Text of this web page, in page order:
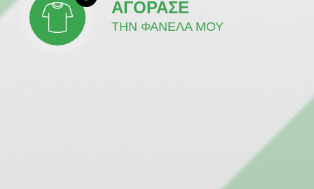
ΑΓΟΡΑΣΕ
ΤΗΝ ΦΑΝΕΛΑ ΜΟΥ